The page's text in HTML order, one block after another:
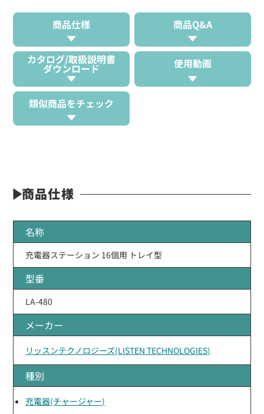
商品仕様 商品Q&A
カタログ/取扱説明書
ダウンロード 使用動画
類似商品をチェック
商品仕様
名称
充電器ステーション 16個用 トレイ型
型番
LA-480
メーカー
リッスンテクノロジーズ(LISTEN TECHNOLOGIES)
種別
充電器(チャージャー)